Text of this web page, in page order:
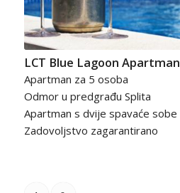
LCT Blue Lagoon Apartman
Apartman za 5 osoba
Odmor u predgrađu Splita
Apartman s dvije spavaće sobe
Zadovoljstvo zagarantirano